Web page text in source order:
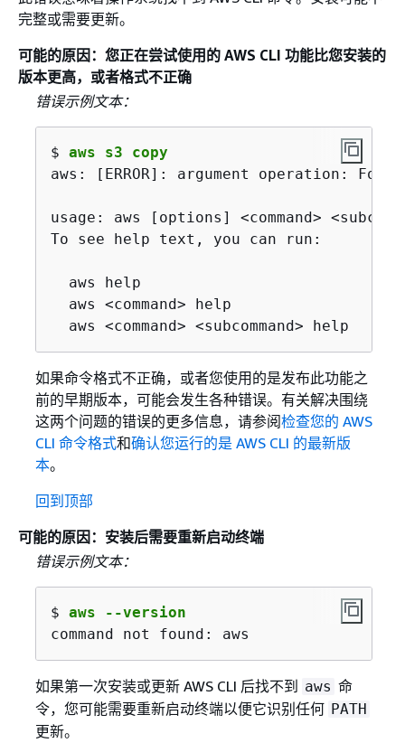
2019-08-12 12:36:18,343 - MainThread -
2019-08-12 12:36:18,343 - MainThread -
2019-08-12 12:36:18,343 - MainThread -
POST
/
content-type:application/x-www-form-
x-amz-date:20190812T193618Z
2019-08-12 12:36:18,344 - MainThread -
AWS4-HMAC-SHA256
2019-08-12 12:36:18,344 - MainThread -
2019-08-12 12:36:18,344 - MainThread -
2019-08-12 12:36:18,344 - MainThread
2019-08-12 12:36:18,344 - MainThread -
2019-08-12 12:36:18,664 - MainThread -
2019-08-12 12:36:18,664 - MainThread -
2019-08-12 12:36:18,665 - MainThread -
2019-08-12 12:36:18,665 - MainThread -
    "Groups": [
{
            "Path": "/",
完整或需要更新。
可能的原因：您正在尝试使用的 AWS CLI 功能比您安装的
版本更高，或者格式不正确
错误示例文本：
$ aws s3 copy
aws: [ERROR]: argument operation:
usage: aws [options] <command>
To see help text, you can run:
  aws help
  aws <command> help
  aws <command> <subcommand> help
如果命令格式不正确，或者您使用的是发布此功能之
前的早期版本，可能会发生各种错误。有关解决围绕
这两个问题的错误的更多信息，请参阅检查您的 AWS
CLI 命令格式和确认您运行的是 AWS CLI 的最新版
本。
回到顶部
可能的原因：安装后需要重新启动终端
错误示例文本：
$ aws --version
command not found: aws
如果第一次安装或更新 AWS CLI 后找不到 aws 命
令，您可能需要重新启动终端以便它识别任何 PATH
更新。